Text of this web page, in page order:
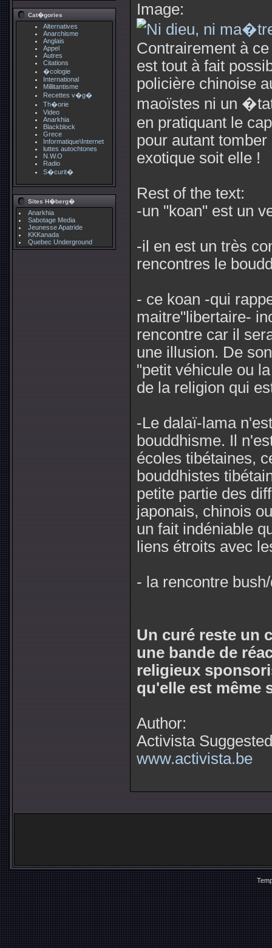
Cat�gories
Alternatives
Anarchisme
Anglais
Appel
Autres
Citations
�cologie
International
Millitantisme
Recettes v�g�
Th�orie
Video
Anarkhia
Blackblock
Grece
Informatique\Internet
luttes autochtones
N.W.O
Radio
S�curit�
Sites H�berg�
Anarkhia
Sabotage Media
Jeunesse Apatride
KKKanada
Quebec Underground
Image:
Contrairement à
est tout à fait
policière chinoise
maoïstes ni un
en pratiquant le
pour autant
exotique soit elle !
Rest of the text:
-un "koan" est un
-il en est un très
rencontres le
- ce koan -qui
maitre"libertaire-
rencontre car il
une illusion. De
"petit véhicule ou
de la religion qui
-Le dalaï-lama
bouddhisme. Il
écoles tibétaines,
bouddhistes
petite partie des
japonais, chinois
un fait indéniable
liens étroits avec
- la rencontre
Un curé reste un
une bande de
religieux
qu'elle est même
Author:
Activista
www.activista.be